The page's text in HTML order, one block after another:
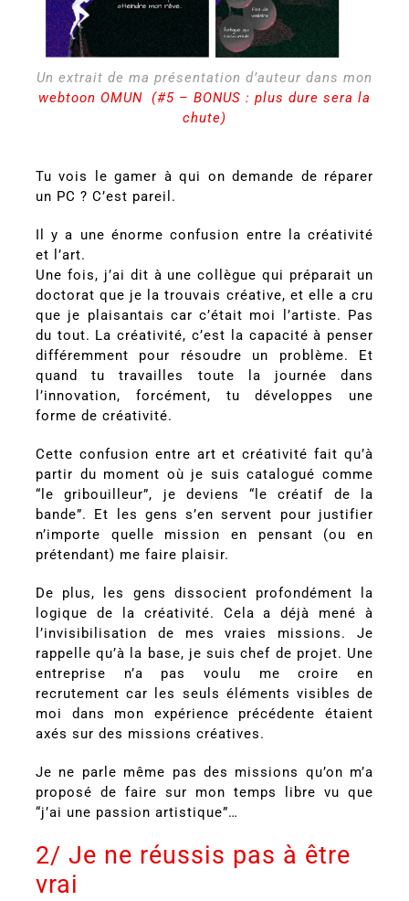
Un extrait de ma présentation d’auteur dans mon
webtoon OMUN (#5 – BONUS : plus dure sera la
chute)
Tu vois le gamer à qui on demande de réparer
un PC ? C’est pareil.
Il y a une énorme confusion entre la créativité
et l’art.
Une fois, j’ai dit à une collègue qui préparait un
doctorat que je la trouvais créative, et elle a cru
que je plaisantais car c’était moi l’artiste. Pas
du tout. La créativité, c’est la capacité à penser
différemment pour résoudre un problème. Et
quand tu travailles toute la journée dans
l’innovation, forcément, tu développes une
forme de créativité.
Cette confusion entre art et créativité fait qu’à
partir du moment où je suis catalogué comme
“le gribouilleur”, je deviens “le créatif de la
bande”. Et les gens s’en servent pour justifier
n’importe quelle mission en pensant (ou en
prétendant) me faire plaisir.
De plus, les gens dissocient profondément la
logique de la créativité. Cela a déjà mené à
l’invisibilisation de mes vraies missions. Je
rappelle qu’à la base, je suis chef de projet. Une
entreprise n’a pas voulu me croire en
recrutement car les seuls éléments visibles de
moi dans mon expérience précédente étaient
axés sur des missions créatives.
Je ne parle même pas des missions qu’on m’a
proposé de faire sur mon temps libre vu que
“j’ai une passion artistique”…
2/ Je ne réussis pas à être
vrai